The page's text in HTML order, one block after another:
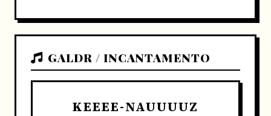
GALDR / INCANTAMENTO
KEEEE-NAUUUUZ